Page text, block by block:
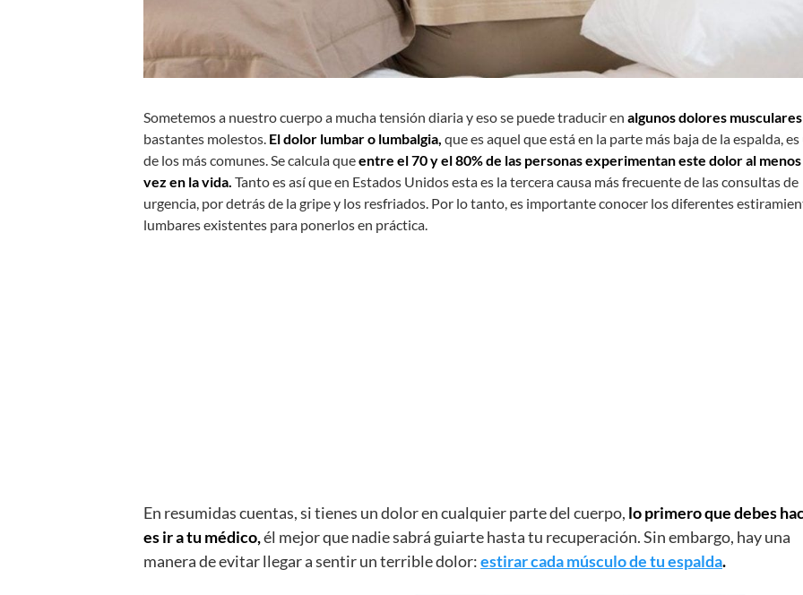
Sometemos a nuestro cuerpo a mucha tensión diaria y eso se puede traducir en algunos dolores musculares
bastantes molestos. El dolor lumbar o lumbalgia, que es aquel que está en la parte más baja de la espalda,
de los más comunes. Se calcula queentre el 70 y el 80% de las personas experimentan este dolor al
vez en la vida. Tanto es así que en Estados Unidos esta es la tercera causa más frecuente de las consultas de
urgencia, por detrás de la gripe y los resfriados. Por lo tanto, es importante conocer los diferentes
lumbares existentes para ponerlos en práctica.
En resumidas cuentas, si tienes un dolor en cualquier parte del cuerpo, lo primero que debes
es ir a tu médico,él mejor que nadie sabrá guiarte hasta tu recuperación. Sin embargo, hay una
manera de evitar llegar a sentir un terrible dolor:estirar cada músculo de tu espalda.